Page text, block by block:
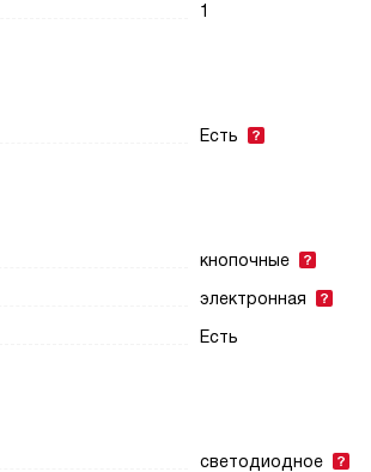
1
Есть
кнопочные
электронная
Есть
светодиодное